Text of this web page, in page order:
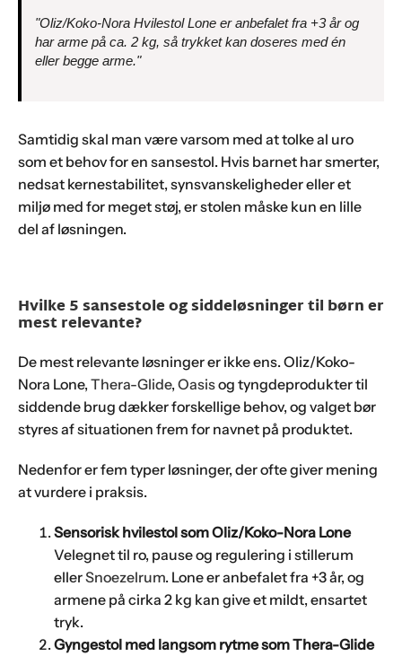
"Oliz/Koko-Nora Hvilestol Lone er anbefalet fra +3 år og
har arme på ca. 2 kg, så trykket kan doseres med én
eller begge arme."
Samtidig skal man være varsom med at tolke al uro
som et behov for en sansestol. Hvis barnet har smerter,
nedsat kernestabilitet, synsvanskeligheder eller et
miljø med for meget støj, er stolen måske kun en lille
del af løsningen.
Hvilke 5 sansestole og siddeløsninger til børn er
mest relevante?
De mest relevante løsninger er ikke ens. Oliz/Koko-
Nora Lone, Thera-Glide, Oasisog tyngdeprodukter til
siddende brug dækker forskellige behov, og valget bør
styres af situationen frem for navnet på produktet.
Nedenfor er fem typer løsninger, der ofte giver mening
at vurdere i praksis.
Sensorisk hvilestol som Oliz/Koko-Nora Lone
Velegnet til ro, pause og regulering i stillerum
ellerSnoezelrum. Lone er anbefalet fra +3 år, og
armene på cirka 2 kg kan give et mildt, ensartet
tryk.
Gyngestol med langsom rytme som Thera-Glide